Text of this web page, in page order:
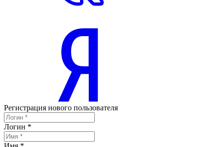
Регистрация нового пользователя
Логин *